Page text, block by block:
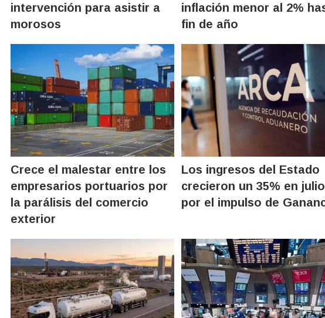
intervención para asistir a
morosos
inflación menor al 2%
fin de año
Crece el malestar entre los
empresarios portuarios por
la parálisis del comercio
exterior
Los ingresos del Estado
crecieron un 35% en julio
por el impulso de